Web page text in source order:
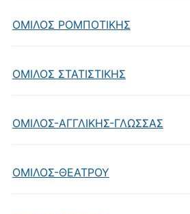
ΟΜΙΛΟΣ ΡΟΜΠΟΤΙΚΗΣ
ΟΜΙΛΟΣ ΣΤΑΤΙΣΤΙΚΗΣ
ΟΜΙΛΟΣ-ΑΓΓΛΙΚΗΣ-ΓΛΩΣΣΑΣ
ΟΜΙΛΟΣ-ΘΕΑΤΡΟΥ